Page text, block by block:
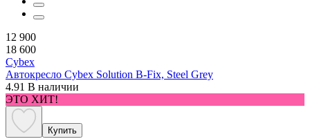
12 900
18 600
Cybex
Автокресло Cybex Solution B-Fix, Steel Grey
4.91 В наличии
ЭТО ХИТ!
Купить